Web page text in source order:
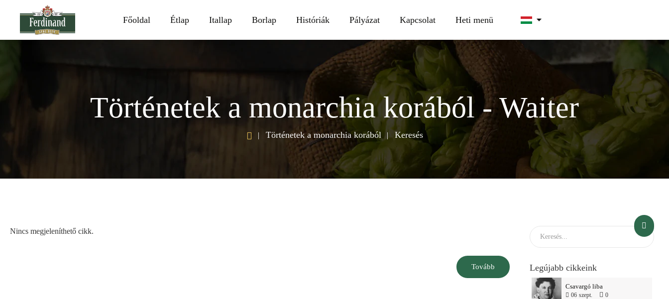
Főoldal Étlap Itallap Borlap Históriák Pályázat Kapcsolat Heti menü
Történetek a monarchia korából - Waiter
Történetek a monarchia korából Keresés
Nincs megjeleníthető cikk.
Tovább Legújabb cikkeink
Csavargó liba
06 szept. 0